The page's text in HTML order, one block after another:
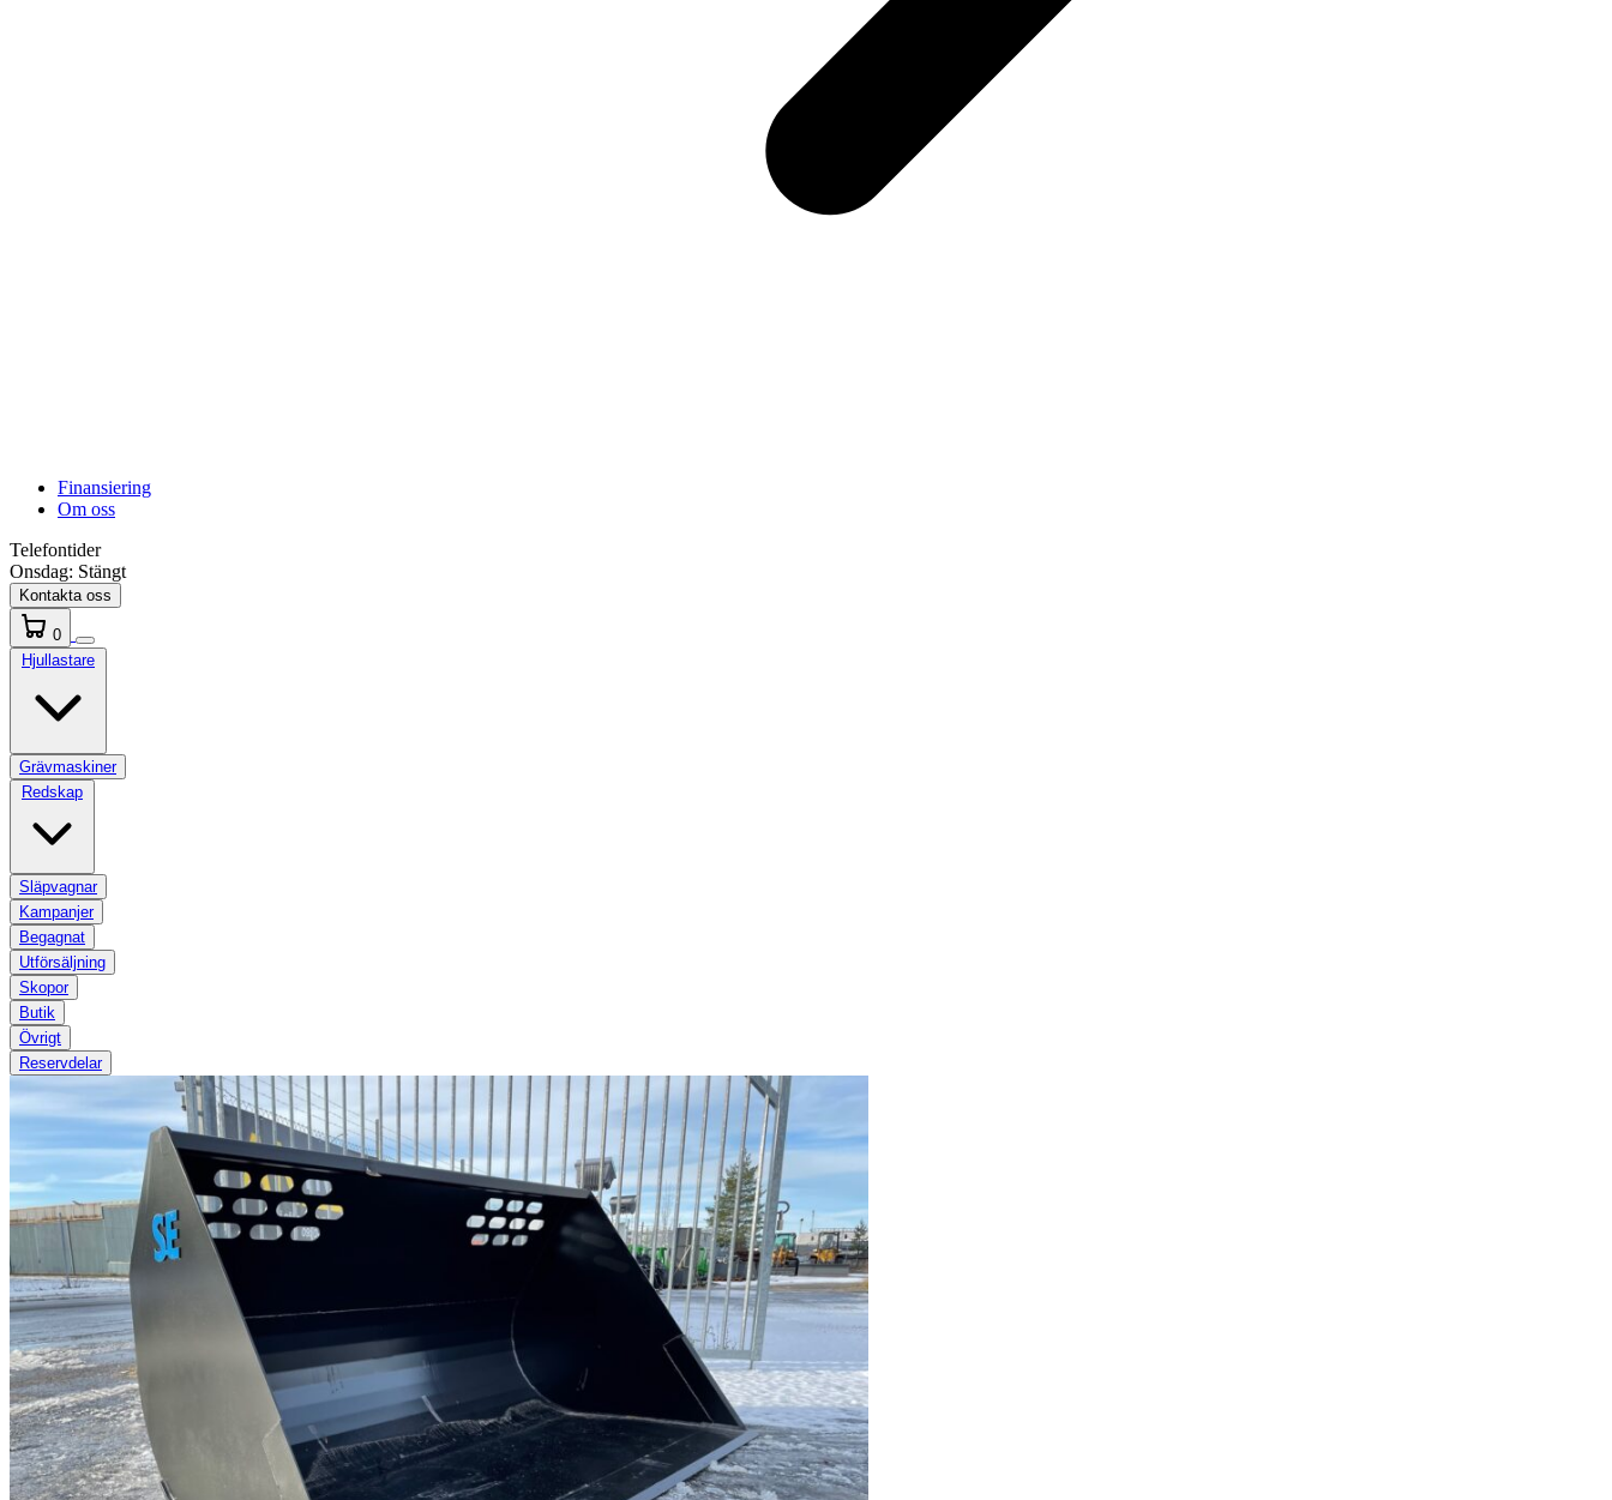
Finansiering
Om oss
Telefontider
Onsdag: Stängt
Kontakta oss
0
Hjullastare
Grävmaskiner
Redskap
Släpvagnar
Kampanjer
Begagnat
Utförsäljning
Skopor
Butik
Övrigt
Reservdelar